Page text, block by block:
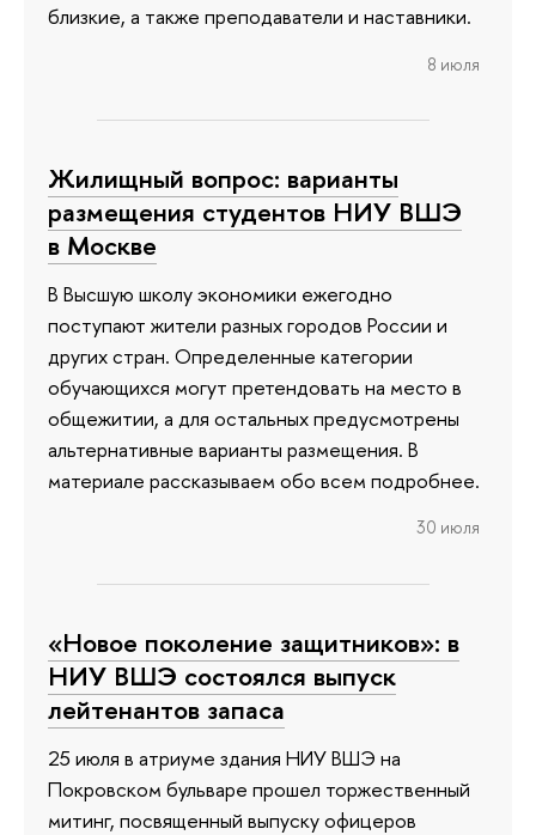
близкие, а также преподаватели и наставники.
8 июля
Жилищный вопрос: варианты
размещения студентов НИУ ВШЭ
в Москве
В Высшую школу экономики ежегодно
поступают жители разных городов России и
других стран. Определенные категории
обучающихся могут претендовать на место в
общежитии, а для остальных предусмотрены
альтернативные варианты размещения. В
материале рассказываем обо всем подробнее.
30 июля
«Новое поколение защитников»: в
НИУ ВШЭ состоялся выпуск
лейтенантов запаса
25 июля в атриуме здания НИУ ВШЭ на
Покровском бульваре прошел торжественный
митинг, посвященный выпуску офицеров